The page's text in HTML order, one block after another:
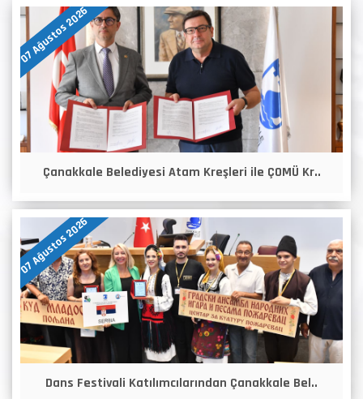
07 Ağustos 2026
Çanakkale Belediyesi Atam Kreşleri ile ÇOMÜ Kr..
07 Ağustos 2026
Dans Festivali Katılımcılarından Çanakkale Bel..